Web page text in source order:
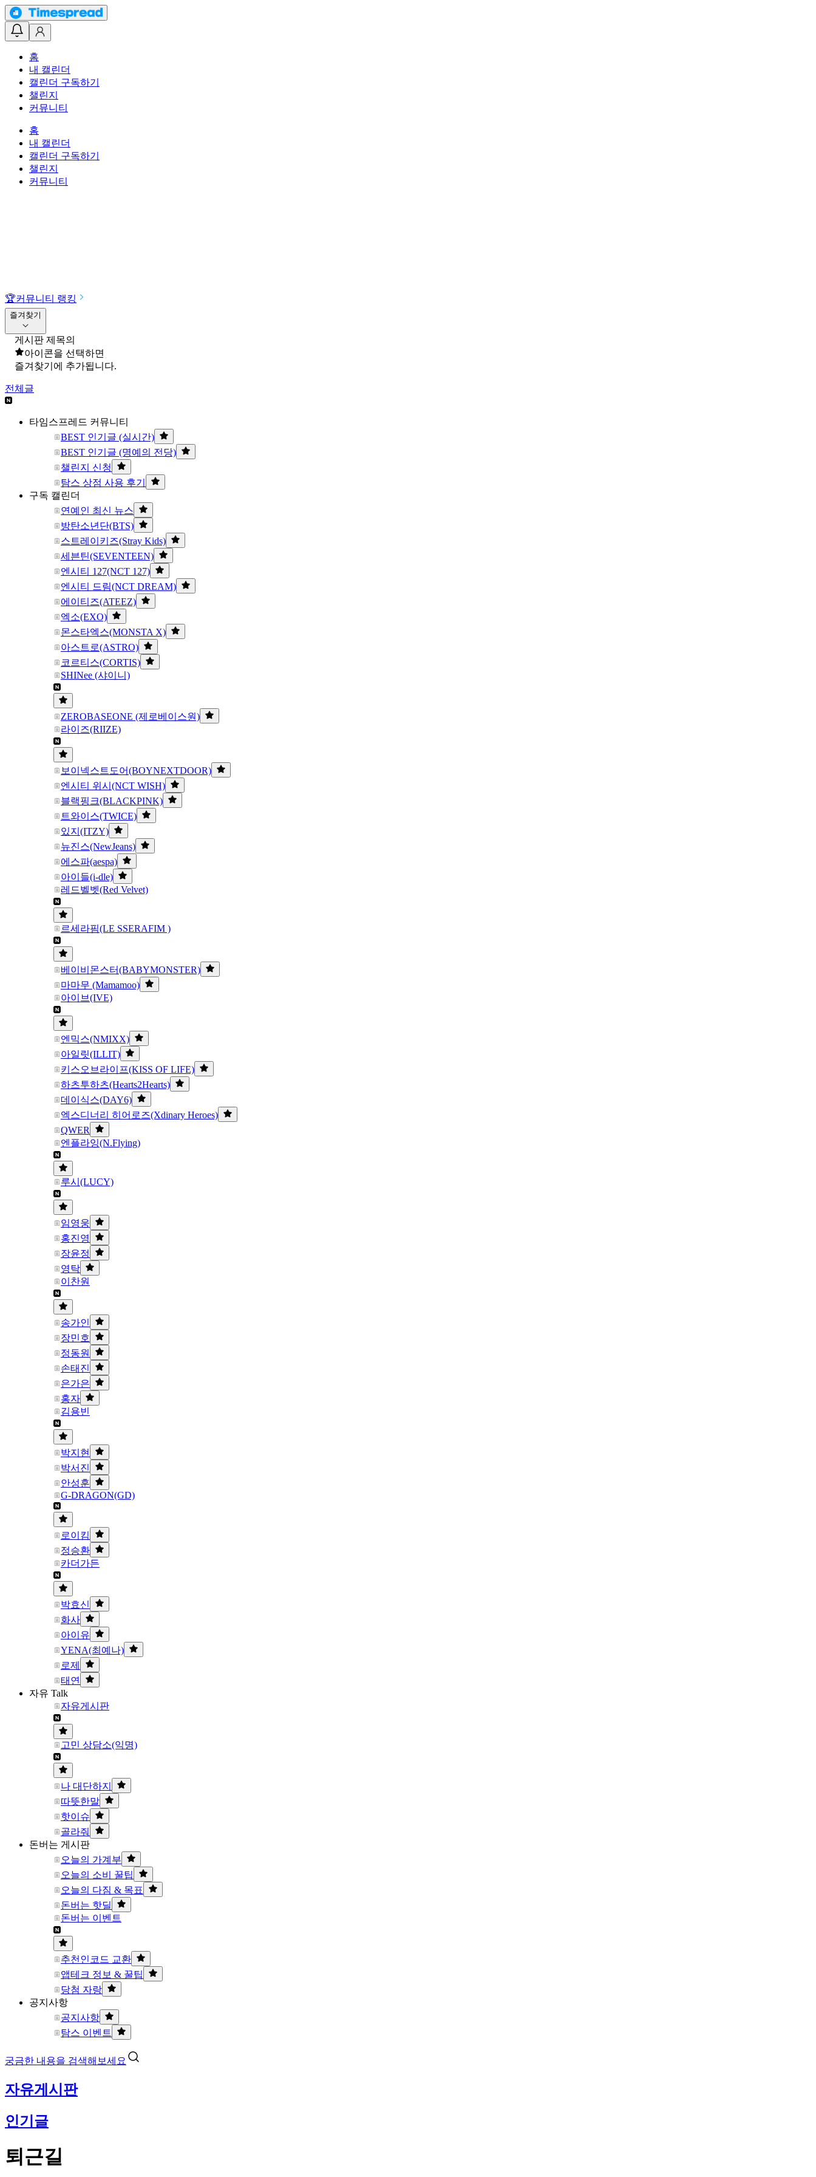
홈
내 캘린더
캘린더 구독하기
챌린지
커뮤니티
홈
내 캘린더
캘린더 구독하기
챌린지
커뮤니티
🏆커뮤니티 랭킹
즐겨찾기
게시판 제목의
아이콘을 선택하면
즐겨찾기에 추가됩니다.
전체글
타임스프레드 커뮤니티
BEST 인기글 (실시간)
BEST 인기글 (명예의 전당)
챌린지 신청
탐스 상점 사용 후기
구독 캘린더
연예인 최신 뉴스
방탄소년단(BTS)
스트레이키즈(Stray Kids)
세븐틴(SEVENTEEN)
엔시티 127(NCT 127)
엔시티 드림(NCT DREAM)
에이티즈(ATEEZ)
엑소(EXO)
몬스타엑스(MONSTA X)
아스트로(ASTRO)
코르티스(CORTIS)
SHINee (샤이니)
ZEROBASEONE (제로베이스원)
라이즈(RIIZE)
보이넥스트도어(BOYNEXTDOOR)
엔시티 위시(NCT WISH)
블랙핑크(BLACKPINK)
트와이스(TWICE)
있지(ITZY)
뉴진스(NewJeans)
에스파(aespa)
아이들(i-dle)
레드벨벳(Red Velvet)
르세라핌(LE SSERAFIM )
베이비몬스터(BABYMONSTER)
마마무 (Mamamoo)
아이브(IVE)
엔믹스(NMIXX)
아일릿(ILLIT)
키스오브라이프(KISS OF LIFE)
하츠투하츠(Hearts2Hearts)
데이식스(DAY6)
엑스디너리 히어로즈(Xdinary Heroes)
QWER
엔플라잉(N.Flying)
루시(LUCY)
임영웅
홍진영
장윤정
영탁
이찬원
송가인
장민호
정동원
손태진
은가은
홍자
김용빈
박지현
박서진
안성훈
G-DRAGON(GD)
로이킴
정승환
카더가든
박효신
화사
아이유
YENA(최예나)
로제
태연
자유 Talk
자유게시판
고민 상담소(익명)
나 대단하지
따뜻한말
핫이슈
골라줘
돈버는 게시판
오늘의 가계부
오늘의 소비 꿀팁
오늘의 다짐 & 목표
돈버는 핫딜
돈버는 이벤트
추천인코드 교환
앱테크 정보 & 꿀팁
당첨 자랑
공지사항
공지사항
탐스 이벤트
궁금한 내용을 검색해보세요
자유게시판
인기글
퇴근길